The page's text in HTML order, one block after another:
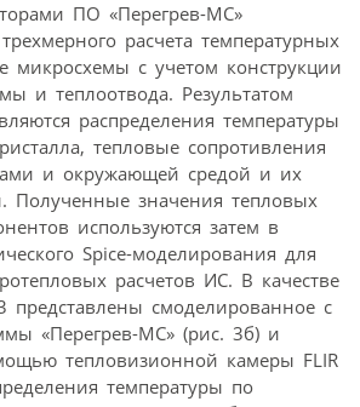
ПО «Перегрев-МС»
расчета температурных
микросхемы с учетом конструкции
и теплоотвода. Результатом
распределения температуры
тепловые сопротивления
и окружающей средой и их
Полученные значения тепловых
используются затем в
Spice-моделирования для
расчетов ИС. В качестве
представлены смоделированное с
«Перегрев-МС» (рис. 3б) и
тепловизионной камеры FLIR
температуры по